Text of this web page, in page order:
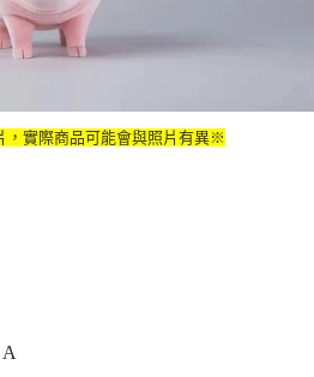
，實際商品可能會與照片有異※